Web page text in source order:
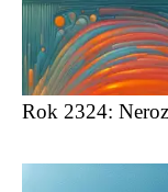
Rok 2324: